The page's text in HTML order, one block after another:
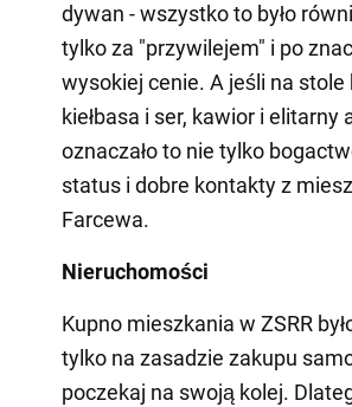
dywan - wszystko to było
tylko za "przywilejem" i po
wysokiej cenie. A jeśli na stole
kiełbasa i ser, kawior i elitarny
oznaczało to nie tylko
status i dobre kontakty z
Farcewa.
Nieruchomości
Kupno mieszkania w ZSRR
tylko na zasadzie zakupu
poczekaj na swoją kolej.